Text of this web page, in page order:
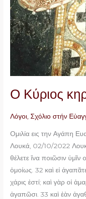
Ο Κύριος
Λόγοι,Σχόλιο στήν
Ομιλία εις την Αγάπη
Λουκά, 02/10/2022 Λουκ.
θέλετε ἵνα ποιῶσιν ὑμῖν
ὁμοίως. 32 καὶ εἰ
χάρις ἐστί; καὶ γὰρ οἱ
ἀγαπῶσι. 33 καὶ ἐὰν